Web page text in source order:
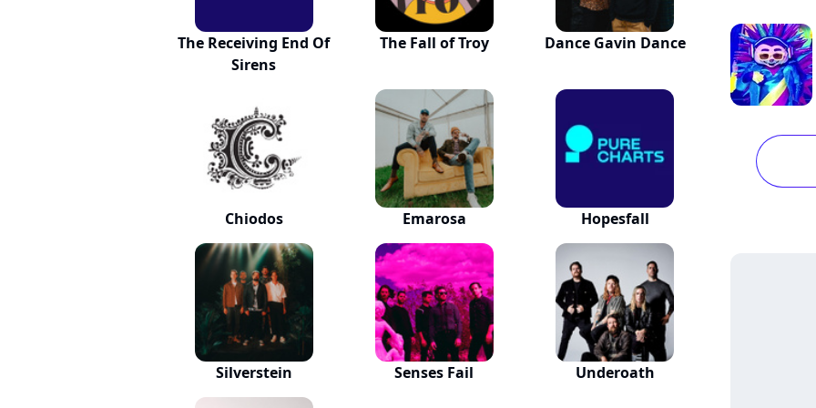
The Receiving End Of
Sirens
The Fall of Troy Dance Gavin Dance
Chiodos Emarosa Hopesfall
Silverstein Senses Fail Underoath